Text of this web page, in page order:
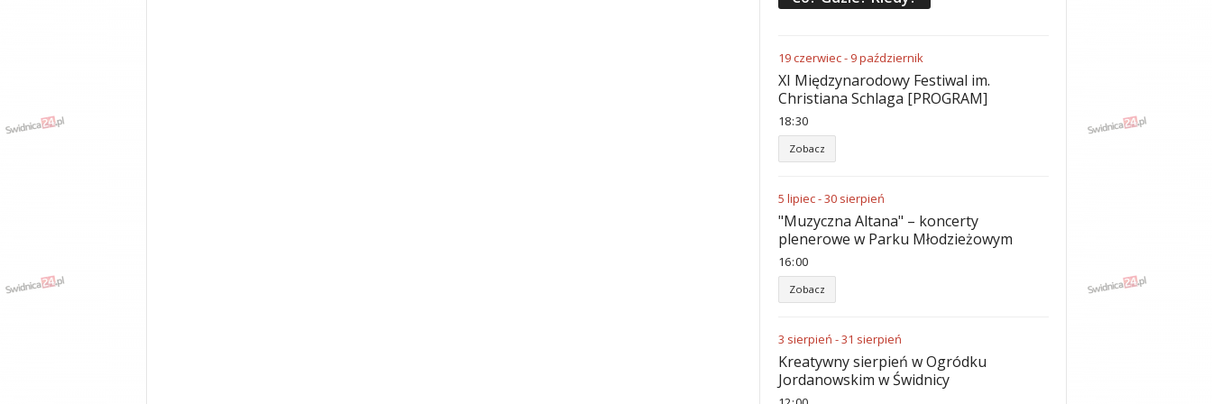
19czerwiec- 9październik
XI Międzynarodowy Festiwal im.
Christiana Schlaga [PROGRAM]
18:30
Zobacz
5 lipiec-30 sierpień
"Muzyczna Altana" – koncerty
plenerowe w Parku Młodzieżowym
16:00
Zobacz
3 sierpień -31 sierpień
Kreatywny sierpień w Ogródku
Jordanowskim w Świdnicy